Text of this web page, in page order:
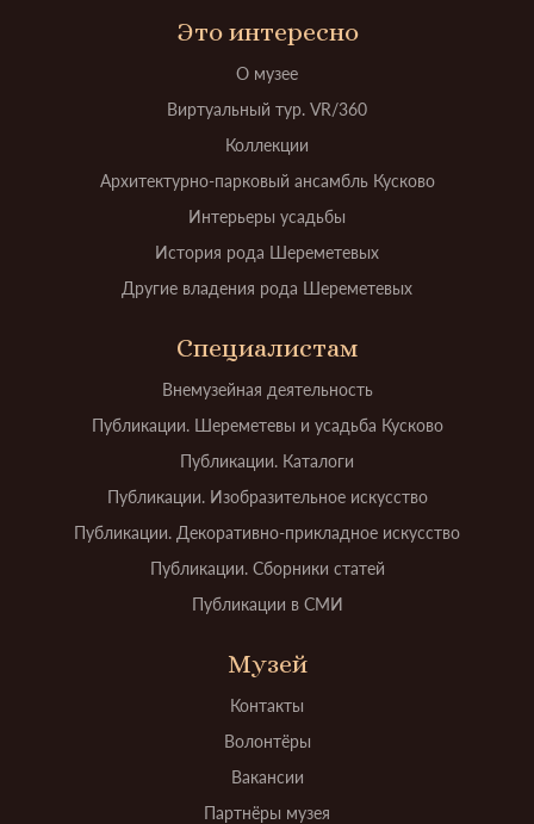
Это интересно
О музее
Виртуальный тур. VR/360
Коллекции
Архитектурно-парковый ансамбль Кусково
Интерьеры усадьбы
История рода Шереметевых
Другие владения рода Шереметевых
Специалистам
Внемузейная деятельность
Публикации. Шереметевы и усадьба Кусково
Публикации. Каталоги
Публикации. Изобразительное искусство
Публикации. Декоративно-прикладное искусство
Публикации. Сборники статей
Публикации в СМИ
Музей
Контакты
Волонтёры
Вакансии
Партнёры музея